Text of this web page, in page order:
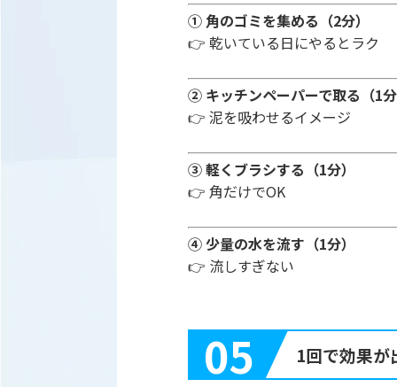
① 角のゴミを集める（2分）
👉 乾いている日にやるとラク
② キッチンペーパーで取る（1
👉 泥を吸わせるイメージ
③ 軽くブラシする（1分）
👉 角だけでOK
④ 少量の水を流す（1分）
👉 流しすぎない
05 1回で効果が